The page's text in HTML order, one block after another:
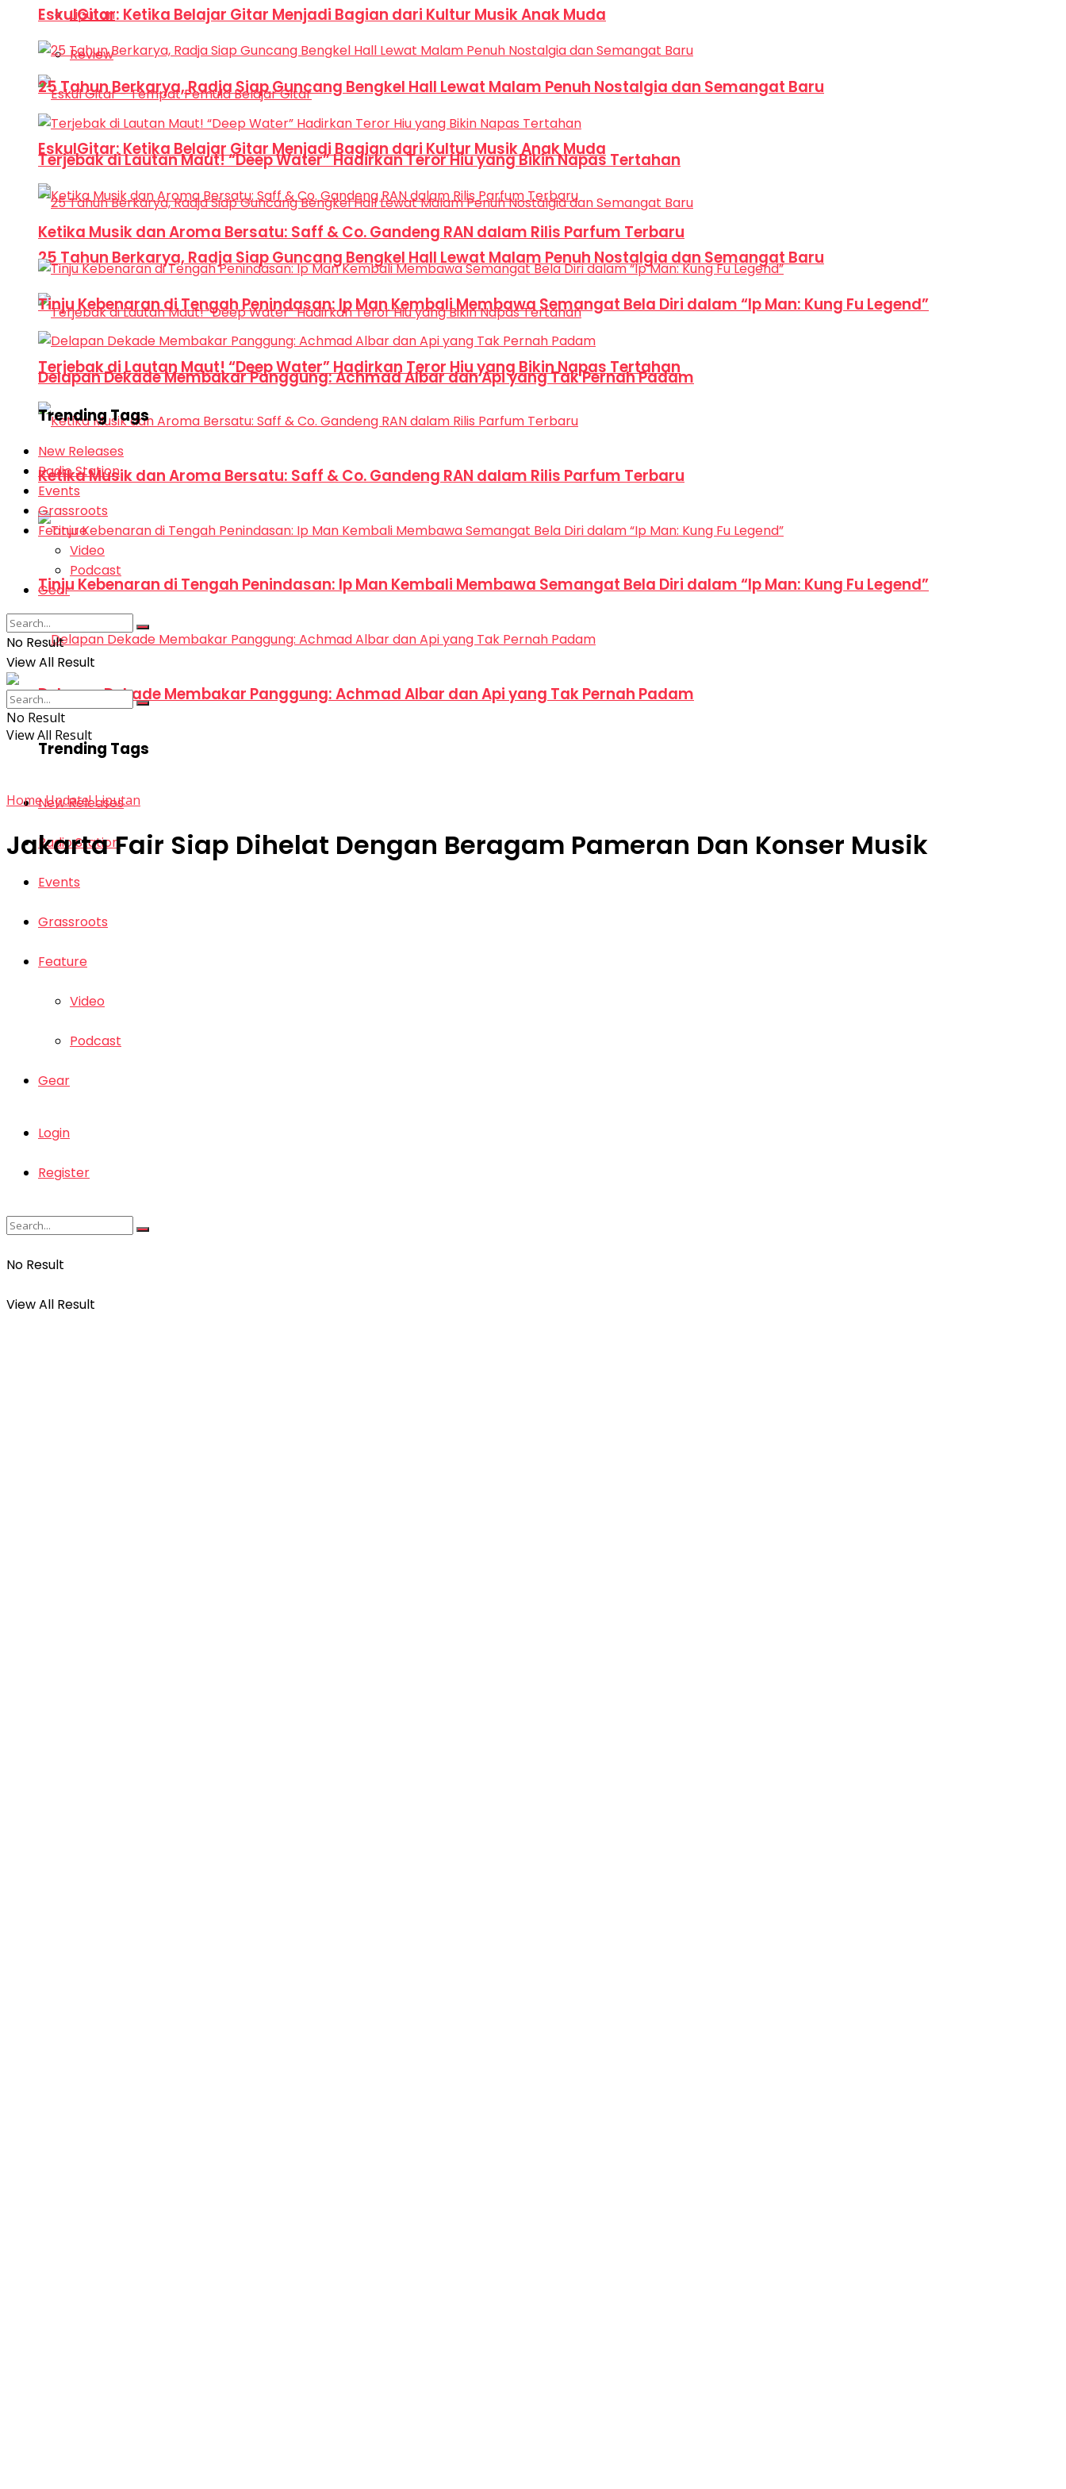
Liputan
Review
EskulGitar: Ketika Belajar Gitar Menjadi Bagian dari Kultur Musik Anak Muda
25 Tahun Berkarya, Radja Siap Guncang Bengkel Hall Lewat Malam Penuh Nostalgia dan Semangat Baru
Terjebak di Lautan Maut! “Deep Water” Hadirkan Teror Hiu yang Bikin Napas Tertahan
Ketika Musik dan Aroma Bersatu: Saff & Co. Gandeng RAN dalam Rilis Parfum Terbaru
Tinju Kebenaran di Tengah Penindasan: Ip Man Kembali Membawa Semangat Bela Diri dalam “Ip Man: Kung Fu Legend”
Delapan Dekade Membakar Panggung: Achmad Albar dan Api yang Tak Pernah Padam
Trending Tags
New Releases
Radio Station
Events
Grassroots
Feature
Video
Podcast
Gear
Login
Register
No Result
View All Result
EskulGitar: Ketika Belajar Gitar Menjadi Bagian dari Kultur Musik Anak Muda
25 Tahun Berkarya, Radja Siap Guncang Bengkel Hall Lewat Malam Penuh Nostalgia dan Semangat Baru
Terjebak di Lautan Maut! “Deep Water” Hadirkan Teror Hiu yang Bikin Napas Tertahan
Ketika Musik dan Aroma Bersatu: Saff & Co. Gandeng RAN dalam Rilis Parfum Terbaru
Tinju Kebenaran di Tengah Penindasan: Ip Man Kembali Membawa Semangat Bela Diri dalam “Ip Man: Kung Fu Legend”
Delapan Dekade Membakar Panggung: Achmad Albar dan Api yang Tak Pernah Padam
Trending Tags
New Releases
Radio Station
Events
Grassroots
Feature
Video
Podcast
Gear
No Result
View All Result
No Result
View All Result
HomeUpdate!Liputan
Jakarta Fair Siap Dihelat Dengan Beragam Pameran Dan Konser Musik